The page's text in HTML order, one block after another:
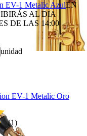
EV-1 Metalic AzulEN
AL DIA
DE LAS 14:00
unidad
(1)